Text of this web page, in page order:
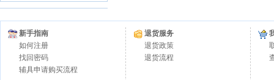
新手指南
如何注册
找回密码
辅具申请购买流程
退货服务
退货政策
退货流程